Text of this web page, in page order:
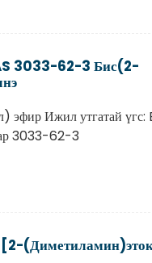
3033-62-3 Бис(2-
Ижил утгатай үгс:
3033-62-3